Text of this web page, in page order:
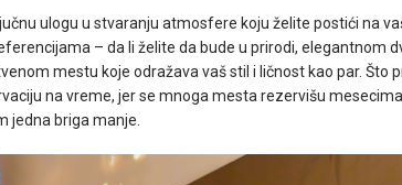
ulogu u stvaranju atmosfere koju želite postići na
– da li želite da bude u prirodi, elegantnom
mestu koje odražava vaš stil i ličnost kao par. Što
na vreme, jer se mnoga mesta rezervišu
jedna briga manje.